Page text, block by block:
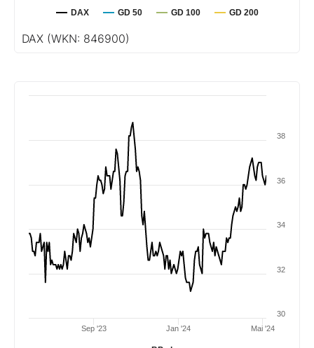
DAX GD 50 GD 100 GD 200
DAX (WKN: 846900)
Sep '23 Jan '24 Mai '24
30
32
34
36
38